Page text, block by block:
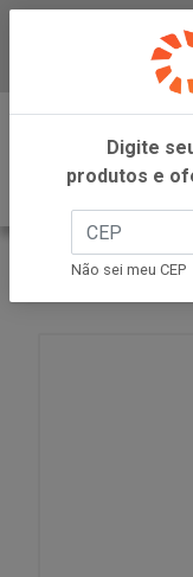
INÍCIO
SC
Digite
produtos e
Não sei meu CEP